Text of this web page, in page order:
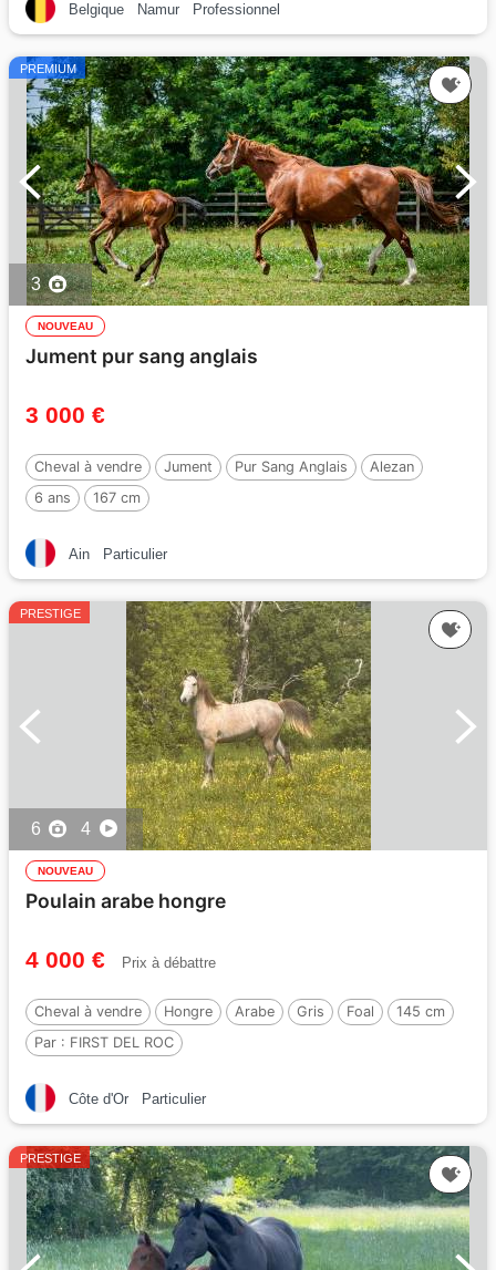
Belgique Namur Professionnel
PREMIUM
3
NOUVEAU
Jument pur sang anglais
3 000 €
Cheval à vendre Jument Pur Sang Anglais
Alezan
6 ans
167 cm
Ain Particulier
PRESTIGE
6 4
NOUVEAU
Poulain arabe hongre
4 000 € Prix à débattre
Cheval à vendre Hongre Arabe Gris Foal
145 cm
Par : FIRST DEL ROC
Côte d'Or Particulier
PRESTIGE